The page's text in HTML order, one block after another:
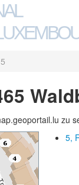
5
zu
5,